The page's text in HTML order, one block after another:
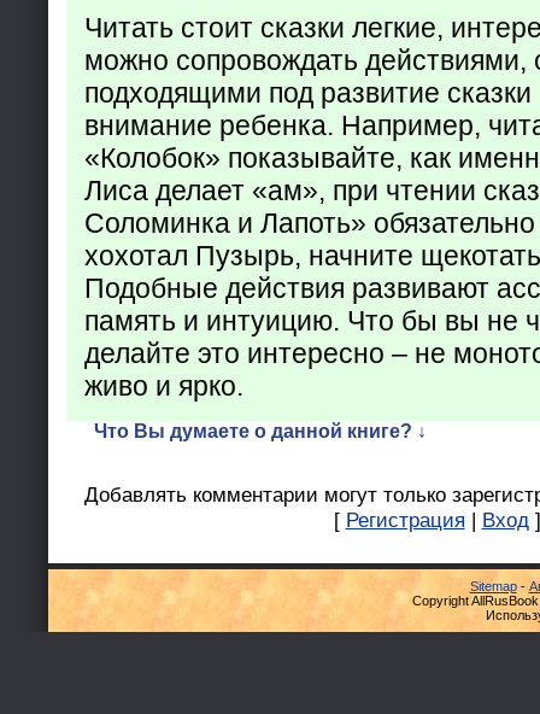
Читать стоит сказки легкие,
можно сопровождать действиями,
подходящими под развитие
внимание ребенка. Например,
«Колобок» показывайте, как
Лиса делает «ам», при чтении
Соломинка и Лапоть»
хохотал Пузырь, начните
Подобные действия развивают
память и интуицию. Что бы вы не
делайте это интересно – не
живо и ярко.
Что Вы думаете о данной книге? ↓
Добавлять комментарии могут только
[ Регистрация | Вход ]
Sitemap-
Copyright